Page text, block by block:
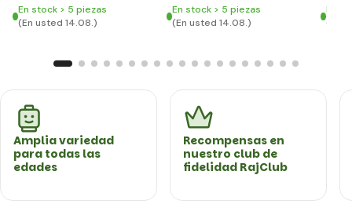
En stock > 5 piezas
(En usted 14.08.)
En stock > 5 piezas
(En usted 14.08.)
En
(En
Amplia variedad
para todas las
edades
Recompensas en
nuestro club de
fidelidad RajClub